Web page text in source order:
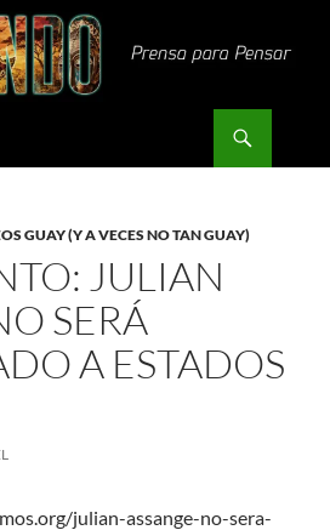
GUAY (Y A VECES NO TAN GUAY)
JULIAN
SERÁ
A ESTADOS
julian-assange-no-sera-